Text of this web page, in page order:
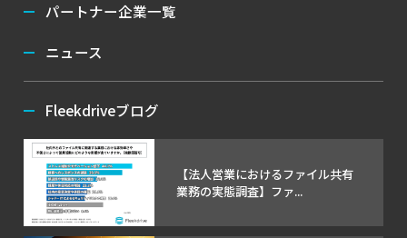
パートナー企業一覧
ニュース
Fleekdriveブログ
【法人営業におけるファイル共有
業務の実態調査】ファ...